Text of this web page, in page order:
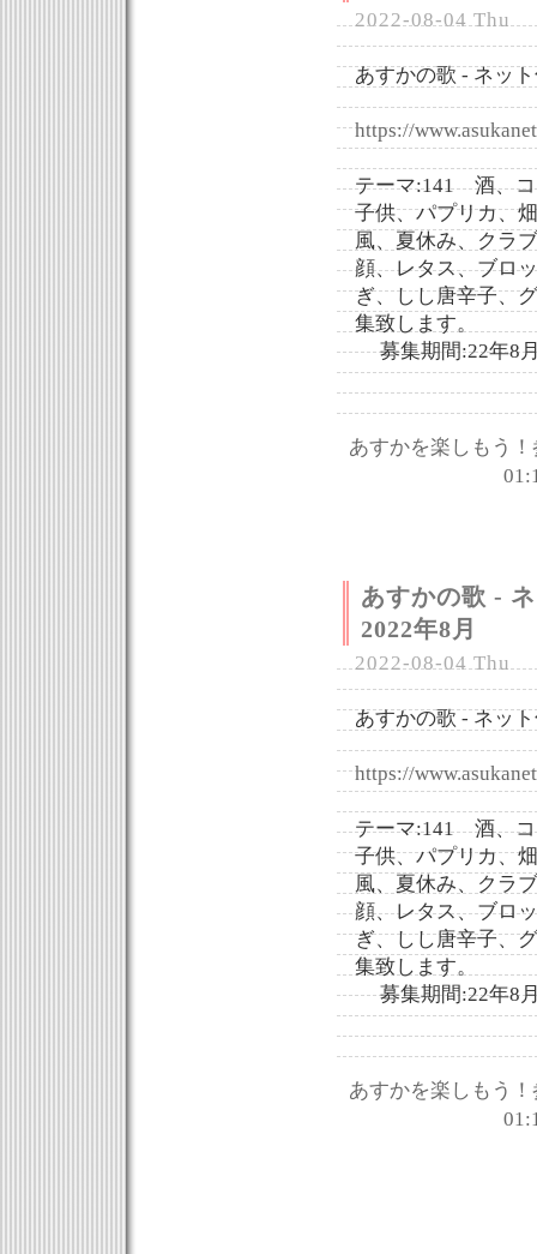
2022-08-04 Thu
あすかの歌 - ネッ
https://
テーマ:141 酒、コ
子供、パプリカ、
風、夏休み、クラ
顔、レタス、ブロ
ぎ、しし唐辛子、
集致します。
募集期間:22年8
あすかを楽しもう
あすかの歌 -
2022年8月
2022-08-04 Thu
あすかの歌 - ネッ
https://
テーマ:141 酒、コ
子供、パプリカ、
風、夏休み、クラ
顔、レタス、ブロ
ぎ、しし唐辛子、
集致します。
募集期間:22年8
あすかを楽しもう